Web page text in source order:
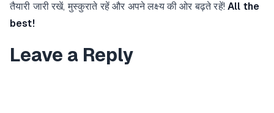
तैयारी जारी रखें, मुस्कुराते रहें और अपने लक्ष्य की ओर बढ़ते रहें!All the
best!
Leave a Reply